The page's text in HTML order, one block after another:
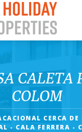
CALETA
COLOM
CERCA
- CALA FERRERA -